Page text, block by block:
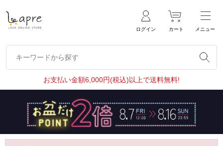
ログイン カート メニュー
キーワードから探す
キーワードから探す
お支払い金額6,000円(税込)以上で送料無料!